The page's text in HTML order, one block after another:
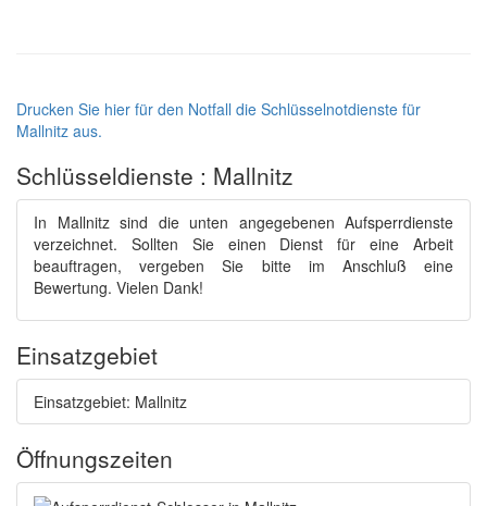
Drucken Sie hier für den Notfall die Schlüsselnotdienste für
Mallnitz aus.
Schlüsseldienste : Mallnitz
In Mallnitz sind die unten angegebenen Aufsperrdienste
verzeichnet. Sollten Sie einen Dienst für eine Arbeit
beauftragen, vergeben Sie bitte im Anschluß eine
Bewertung. Vielen Dank!
Einsatzgebiet
Einsatzgebiet: Mallnitz
Öffnungszeiten